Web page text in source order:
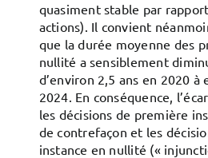
quasiment stable par
actions). Il convient
que la durée moyenne des
nullité a sensiblement
d’environ 2,5 ans en 2020 à
2024. En conséquence,
les décisions de première
de contrefaçon et les
instance en nullité («